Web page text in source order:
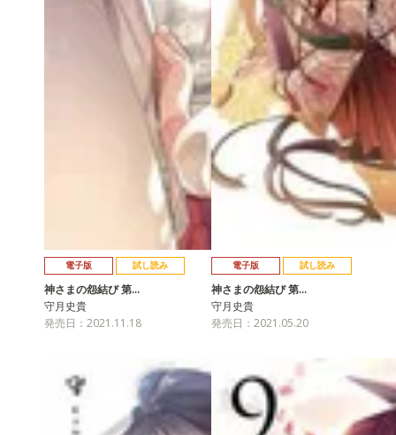
電子版 試し読み
神さまの怨結び 第…
守月史貴
発売日：2021.11.18
電子版 試し読み
神さまの怨結び 第…
守月史貴
発売日：2021.05.20